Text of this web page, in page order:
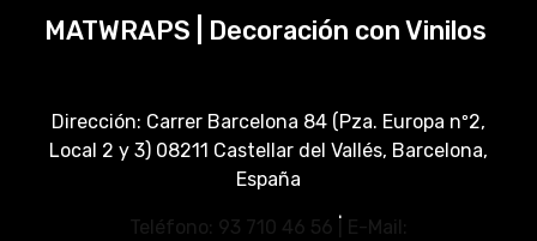
MATWRAPS | Decoración con Vinilos
Dirección: Carrer Barcelona 84 (Pza. Europa nº2,
Local 2 y 3) 08211 Castellar del Vallés, Barcelona,
España
Teléfono: 93 710 46 56 | E-Mail: